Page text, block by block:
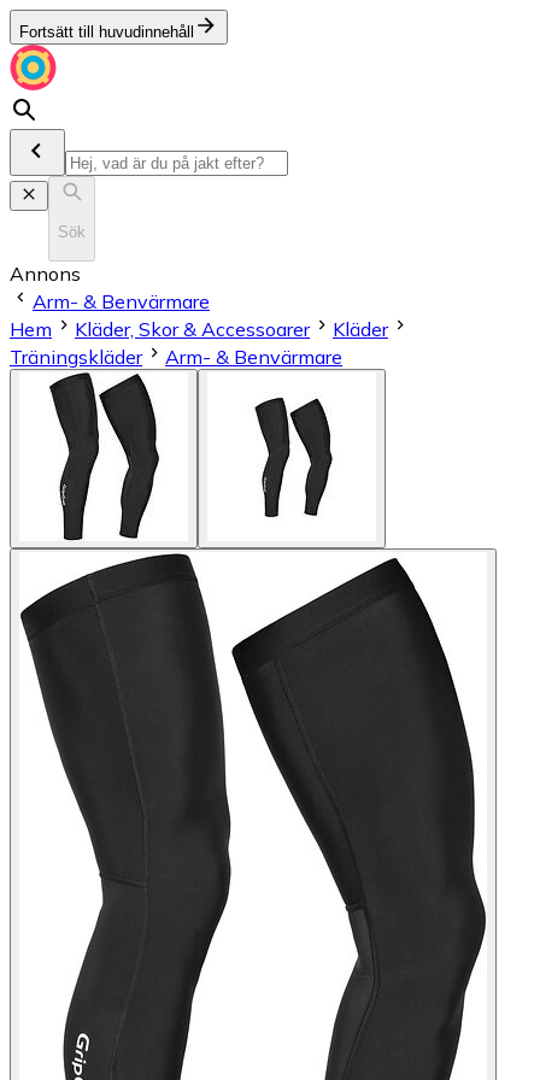
Fortsätt till huvudinnehåll
Sök
Annons
Arm- & Benvärmare
Hem
Kläder, Skor & Accessoarer
Kläder
Träningskläder
Arm- & Benvärmare